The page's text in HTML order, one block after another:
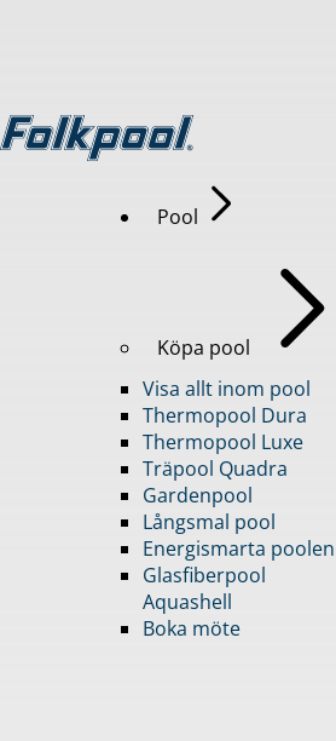
Pool
Köpa pool
Visa allt inom pool
Thermopool Dura
Thermopool Luxe
Träpool Quadra
Gardenpool
Långsmal pool
Energismarta poolen
Glasfiberpool
Aquashell
Boka möte